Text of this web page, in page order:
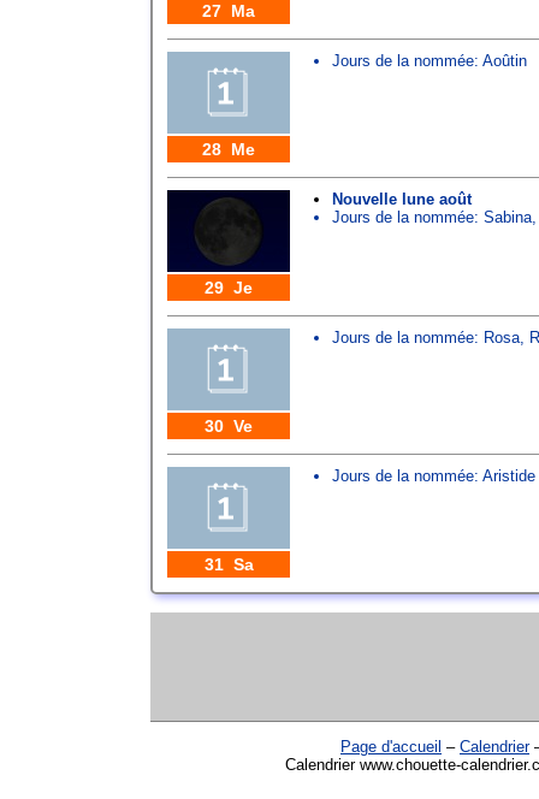
27 Ma
28 Me
Jours de la nommée: Aoûtin
29 Je
Nouvelle lune août
Jours de la nommée: Sabina
30 Ve
Jours de la nommée: Rosa,
31 Sa
Jours de la nommée: Aristide
Page d'accueil – Calendrier
Calendrier www.chouette-